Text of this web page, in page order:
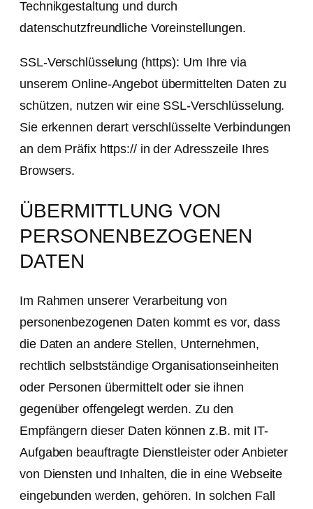
Technikgestaltung und durch
datenschutzfreundliche Voreinstellungen.
SSL-Verschlüsselung (https): Um Ihre via
unserem Online-Angebot übermittelten Daten zu
schützen, nutzen wir eine SSL-Verschlüsselung.
Sie erkennen derart verschlüsselte Verbindungen
an dem Präfix https:// in der Adresszeile Ihres
Browsers.
ÜBERMITTLUNG VON
PERSONENBEZOGENEN
DATEN
Im Rahmen unserer Verarbeitung von
personenbezogenen Daten kommt es vor, dass
die Daten an andere Stellen, Unternehmen,
rechtlich selbstständige Organisationseinheiten
oder Personen übermittelt oder sie ihnen
gegenüber offengelegt werden. Zu den
Empfängern dieser Daten können z.B. mit IT-
Aufgaben beauftragte Dienstleister oder Anbieter
von Diensten und Inhalten, die in eine Webseite
eingebunden werden, gehören. In solchen Fall